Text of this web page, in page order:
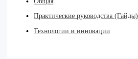
Практические руководства (Гайды)
Технологии и инновации